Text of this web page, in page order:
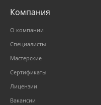
Компания
О компании
Специалисты
Мастерские
Сертификаты
Лицензии
Вакансии